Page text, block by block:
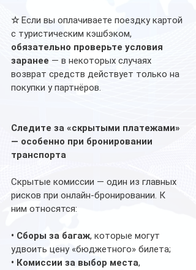
☆ Если вы оплачиваете поездку картой
с туристическим кэшбэком,
обязательно проверьте условия
заранее — в некоторых случаях
возврат средств действует только на
покупки у партнёров.
Следите за «скрытыми платежами»
— особенно при бронировании
транспорта
Скрытые комиссии — один из главных
рисков при онлайн-бронировании. К
ним относятся:
• Сборы за багаж, которые могут
удвоить цену «бюджетного» билета;
• Комиссии за выбор места,